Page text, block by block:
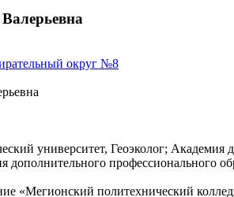
округ №8
университет, Геоэколог; Академия
дополнительного профессионального
«Мегионский политехнический